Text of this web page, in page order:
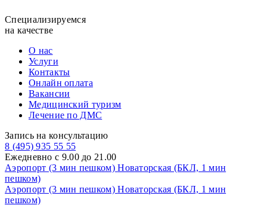
Специализируемся
на качестве
О нас
Услуги
Контакты
Онлайн оплата
Вакансии
Медицинский туризм
Лечение по ДМС
Запись на консультацию
8 (495) 935 55 55
Ежедневно с 9.00 до 21.00
Аэропорт (3 мин пешком) Новаторская (БКЛ, 1 мин
пешком)
Аэропорт (3 мин пешком) Новаторская (БКЛ, 1 мин
пешком)